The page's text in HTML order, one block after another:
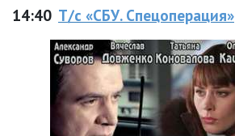
14:40 Т/с «СБУ. Спецоперация»